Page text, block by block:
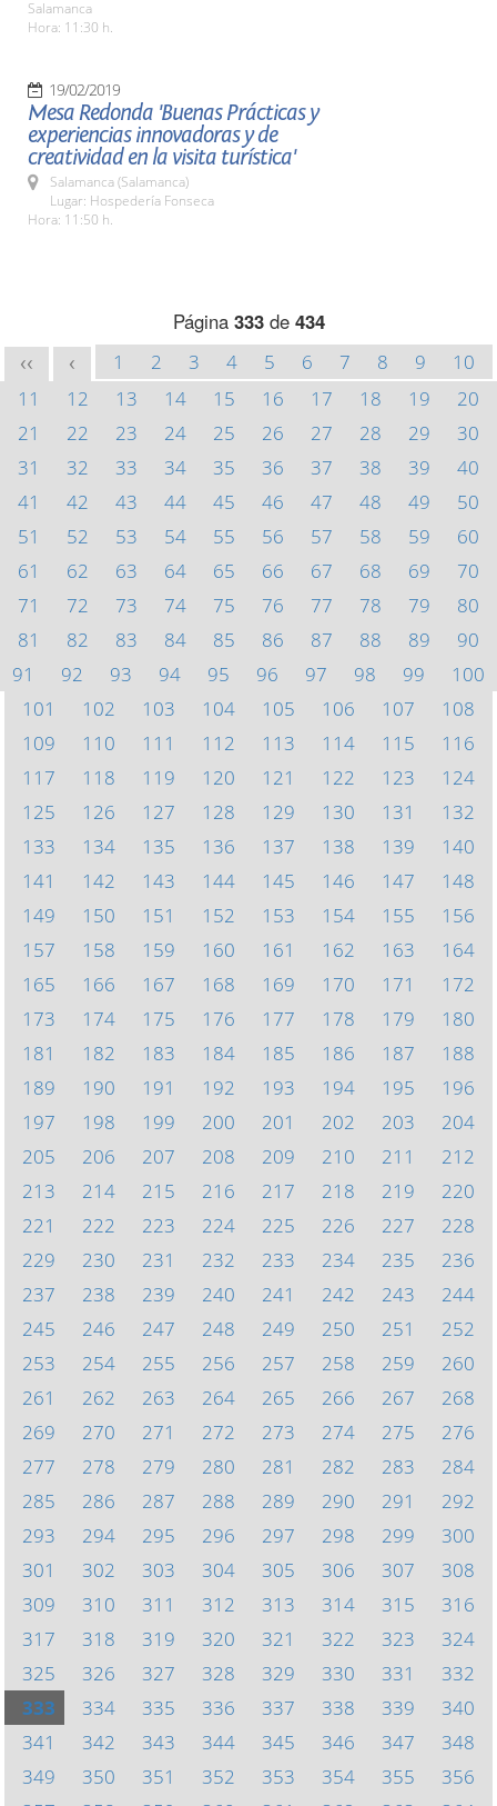
Salamanca
Hora: 11:30 h.
19/02/2019
Mesa Redonda 'Buenas Prácticas y
experiencias innovadoras y de
creatividad en la visita turística'
Salamanca (Salamanca)
Lugar: Hospedería Fonseca
Hora: 11:50 h.
Página 333de 434
<< < 1 2 3 4 5 6 7 8 9
10
11
12 13 14 15 16 17 18 19
20
21
22 23 24 25 26 27 28 29
30
31
32 33 34 35 36 37 38 39
40
41
42 43 44 45 46 47 48 49
50
51
52 53 54 55 56 57 58 59
60
61
62 63 64 65 66 67 68 69
70
71
72 73 74 75 76 77 78 79
80
81
82 83 84 85 86 87 88 89
90
91
92 93 94 95 96 97 98 99
100
101
102 103 104 105 106 107
108
109
110 111 112 113 114 115
116
117
118 119 120 121 122 123
124
125
126 127 128 129 130 131
132
133
134 135 136 137 138 139
140
141
142 143 144 145 146 147
148
149
150 151 152 153 154 155
156
157
158 159 160 161 162 163
164
165
166 167 168 169 170 171
172
173
174 175 176 177 178 179
180
181
182 183 184 185 186 187
188
189
190 191 192 193 194 195
196
197
198 199 200 201 202 203
204
205
206 207 208 209 210 211
212
213
214 215 216 217 218 219
220
221
222 223 224 225 226 227
228
229
230 231 232 233 234 235
236
237
238 239 240 241 242 243
244
245
246 247 248 249 250 251
252
253
254 255 256 257 258 259
260
261
262 263 264 265 266 267
268
269
270 271 272 273 274 275
276
277
278 279 280 281 282 283
284
285
286 287 288 289 290 291
292
293
294 295 296 297 298 299
300
301
302 303 304 305 306 307
308
309
310 311 312 313 314 315
316
317
318 319 320 321 322 323
324
325
326 327 328 329 330 331
332
333
334 335 336 337 338 339
340
341
342 343 344 345 346 347
348
349
350 351 352 353 354 355
356